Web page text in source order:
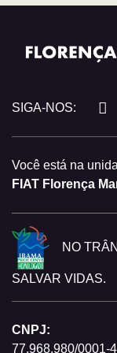
SIGA-NOS:
Você está na
FIAT Florença
NO
SALVAR VIDAS.
CNPJ:
77.968.980/0001-